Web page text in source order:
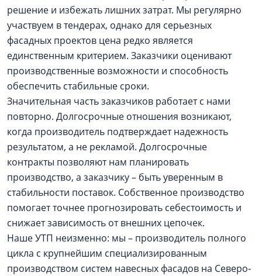
решение и избежать лишних затрат. Мы регулярно
участвуем в тендерах, однако для серьезных
фасадных проектов цена редко является
единственным критерием. Заказчики оценивают
производственные возможности и способность
обеспечить стабильные сроки.
Значительная часть заказчиков работает с нами
повторно. Долгосрочные отношения возникают,
когда производитель подтверждает надежность
результатом, а не рекламой. Долгосрочные
контракты позволяют нам планировать
производство, а заказчику – быть уверенным в
стабильности поставок. Собственное производство
помогает точнее прогнозировать себестоимость и
снижает зависимость от внешних цепочек.
Наше УТП неизменно: мы – производитель полного
цикла с крупнейшим специализированным
производством систем навесных фасадов на Северо-